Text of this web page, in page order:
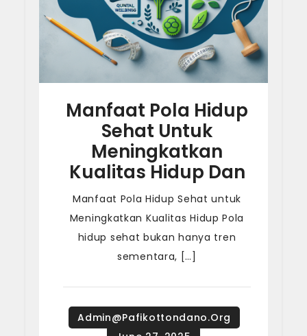
Manfaat Pola Hidup
Sehat Untuk
Meningkatkan
Kualitas Hidup Dan
Manfaat Pola Hidup Sehat untuk
Meningkatkan Kualitas Hidup Pola
hidup sehat bukan hanya tren
sementara, […]